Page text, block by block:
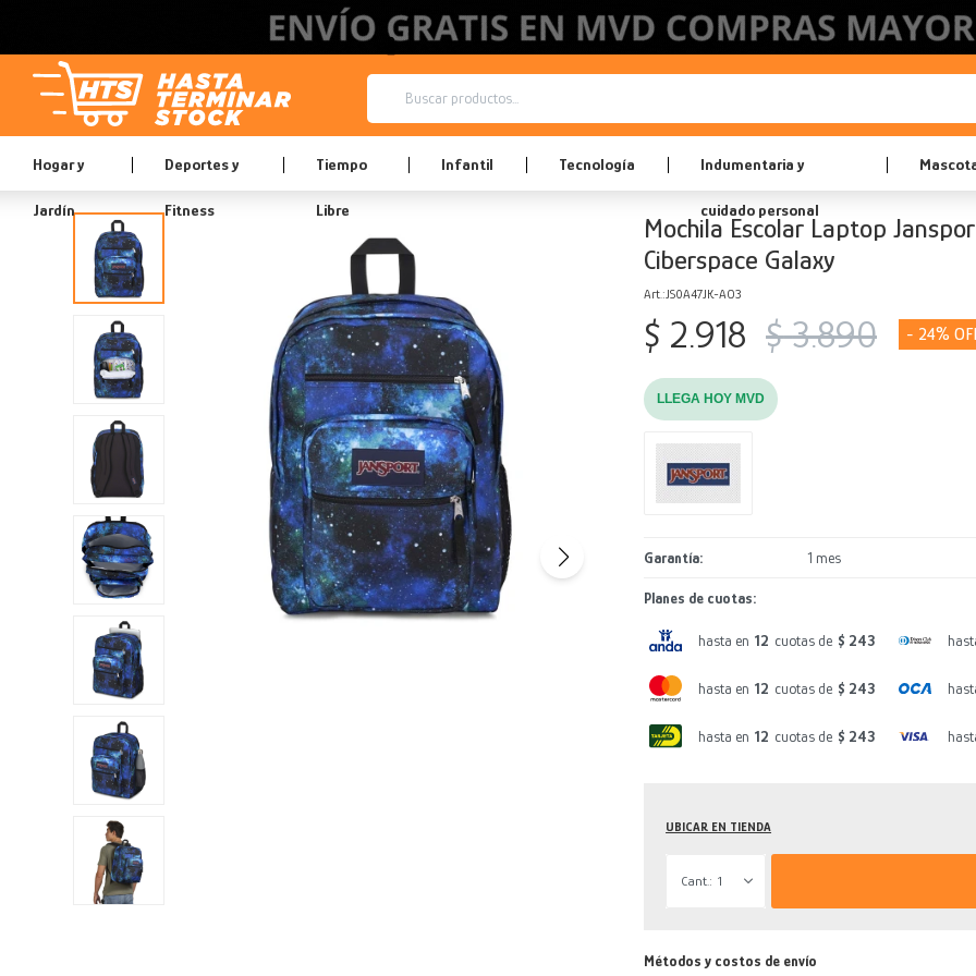
Hogar y
Jardín
Deportes y
Fitness
Tiempo
Libre
Infantil Tecnología Indumentaria y
cuidado personal
Mochila Escolar Laptop
Ciberspace Galaxy
JS0A47JK-AO3
$ 2.918 $ 3.890 24
LLEGA HOY MVD
Garantía 1 mes
Planes de cuotas:
hasta en 12 cuotas de $ 243
hasta en 12 cuotas de $ 243
hasta en 12 cuotas de $ 243
UBICAR EN TIENDA
1
Métodos y costos de envío